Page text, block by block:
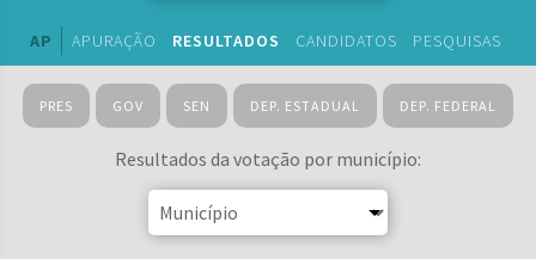
AP APURAÇÃO RESULTADOS CANDIDATOS PESQUISAS
PRES GOV SEN DEP. ESTADUAL DEP. FEDERAL
Resultados da votação por município: